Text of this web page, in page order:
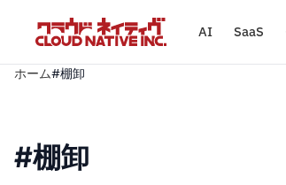
AI SaaS
ホーム#棚卸
#棚卸